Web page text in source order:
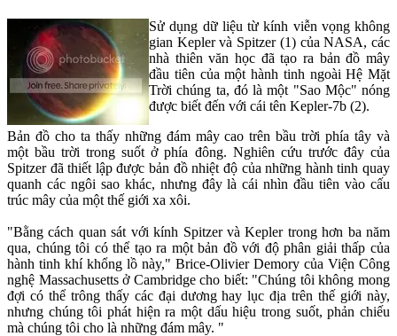
Sử dụng dữ liệu từ kính viễn vọng không
gian Kepler và Spitzer (1) của NASA, các
nhà thiên văn học đã tạo ra bản đồ mây
đầu tiên của một hành tinh ngoài Hệ Mặt
Trời chúng ta, đó là một "Sao Mộc" nóng
được biết đến với cái tên Kepler-7b (2).
Bản đồ cho ta thấy những đám mây cao trên bầu trời phía tây và
một bầu trời trong suốt ở phía đông. Nghiên cứu trước đây của
Spitzer đã thiết lập được bản đồ nhiệt độ của những hành tinh quay
quanh các ngôi sao khác, nhưng đây là cái nhìn đầu tiên vào cấu
trúc mây của một thế giới xa xôi.
"Bằng cách quan sát với kính Spitzer và Kepler trong hơn ba năm
qua, chúng tôi có thể tạo ra một bản đồ với độ phân giải thấp của
hành tinh khí khổng lồ này," Brice-Olivier Demory của Viện Công
nghệ Massachusetts ở Cambridge cho biết: "Chúng tôi không mong
đợi có thể trông thấy các đại dương hay lục địa trên thế giới này,
nhưng chúng tôi phát hiện ra một dấu hiệu trong suốt, phản chiếu
mà chúng tôi cho là những đám mây. "